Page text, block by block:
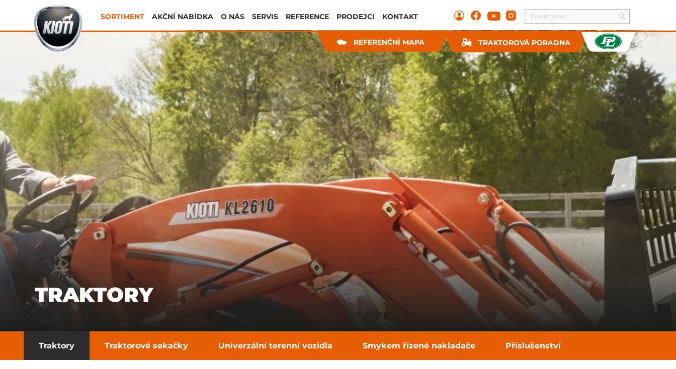
SORTIMENT AKČNÍ NABÍDKA O NÁS SERVIS REFERENCE PRODEJCI KONTAKT
REFERENČNÍ MAPA TRAKTOROVÁ PORADNA
TRAKTORY
Traktory Traktorové sekačky Univerzální terenní vozidla Smykem řízené nakladače Příslušenství